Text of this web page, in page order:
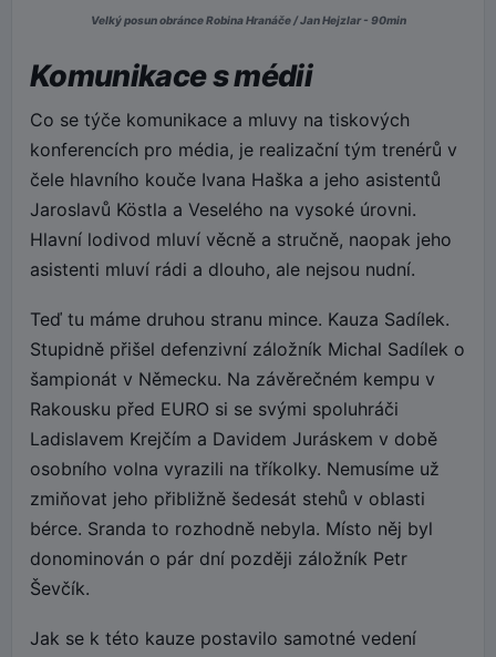
Velký posun obránce Robina Hranáče / Jan Hejzlar - 90min
Komunikace s médii
Co se týče komunikace a mluvy na tiskových
konferencích pro média, je realizační tým trenérů v
čele hlavního kouče Ivana Haška a jeho asistentů
Jaroslavů Köstla a Veselého na vysoké úrovni.
Hlavní lodivod mluví věcně a stručně, naopak jeho
asistenti mluví rádi a dlouho, ale nejsou nudní.
Teď tu máme druhou stranu mince. Kauza Sadílek.
Stupidně přišel defenzivní záložník Michal Sadílek o
šampionát v Německu. Na závěrečném kempu v
Rakousku před EURO si se svými spoluhráči
Ladislavem Krejčím a Davidem Juráskem v době
osobního volna vyrazili na tříkolky. Nemusíme už
zmiňovat jeho přibližně šedesát stehů v oblasti
bérce. Sranda to rozhodně nebyla. Místo něj byl
donominován o pár dní později záložník Petr
Ševčík.
Jak se k této kauze postavilo samotné vedení